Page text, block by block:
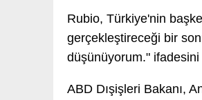
Rubio, Türkiye'nin
gerçekleştireceği bir
düşünüyorum." ifadesini
ABD Dışişleri Bakanı,